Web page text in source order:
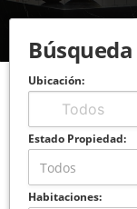
Ubicación:
Estado Propiedad:
Todos
Habitaciones: